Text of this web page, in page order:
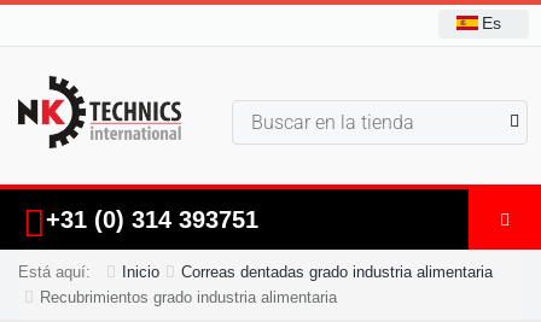
Es
+31 (0) 314 393751
Está aquí: Inicio
Correas dentadas grado industria alimentaria
Recubrimientos grado industria alimentaria